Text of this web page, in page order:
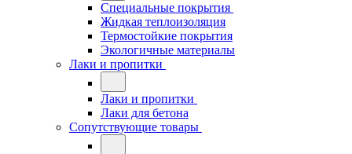
Специальные покрытия
Жидкая теплоизоляция
Термостойкие покрытия
Экологичные материалы
Лаки и пропитки
Лаки и пропитки
Лаки для бетона
Сопутствующие товары